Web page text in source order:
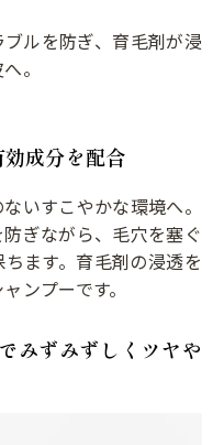
ルを防ぎ、育毛剤が浸
。
成分を配合
いすこやかな環境へ。
ぎながら、毛穴を塞ぐ
ます。育毛剤の浸透を
ンプーです。
みずみずしくツヤや